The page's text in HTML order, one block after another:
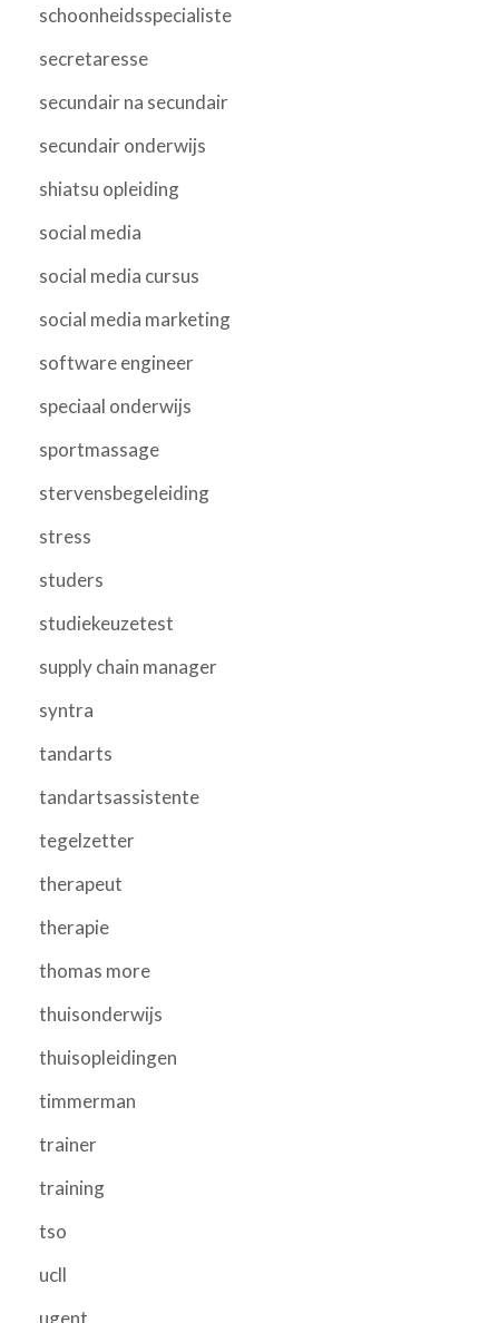
schoonheidsspecialiste
secretaresse
secundair na secundair
secundair onderwijs
shiatsu opleiding
social media
social media cursus
social media marketing
software engineer
speciaal onderwijs
sportmassage
stervensbegeleiding
stress
studers
studiekeuzetest
supply chain manager
syntra
tandarts
tandartsassistente
tegelzetter
therapeut
therapie
thomas more
thuisonderwijs
thuisopleidingen
timmerman
trainer
training
tso
ucll
ugent